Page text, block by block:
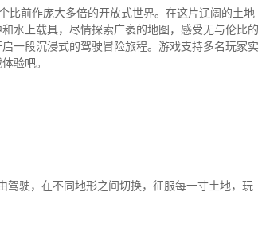
比前作庞大多倍的开放式世界。在这片辽阔的土地
水上载具，尽情探索广袤的地图，感受无与伦比的
一段沉浸式的驾驶冒险旅程。游戏支持多名玩家实
验吧。
驾驶，在不同地形之间切换，征服每一寸土地，玩